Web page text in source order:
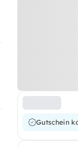
Gutschein